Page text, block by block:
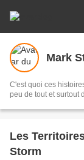
Mark
C'est quoi ces
peu de tout et surtout
Les
Storm